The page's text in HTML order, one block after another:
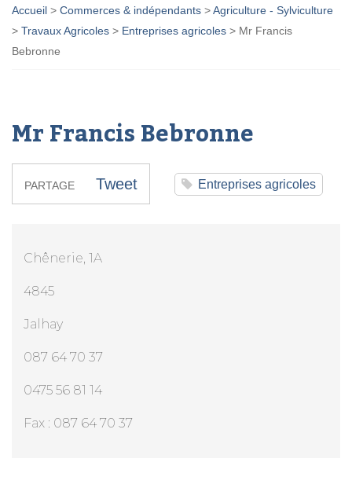
Accueil > Commerces & indépendants >Agriculture - Sylviculture
> Travaux Agricoles > Entreprises agricoles > Mr Francis
Bebronne
Mr Francis Bebronne
PARTAGE Tweet Entreprises agricoles
Chênerie, 1A
4845
Jalhay
087 64 70 37
0475 56 81 14
Fax : 087 64 70 37